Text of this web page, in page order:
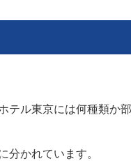
テル東京には何種類か
分かれています。